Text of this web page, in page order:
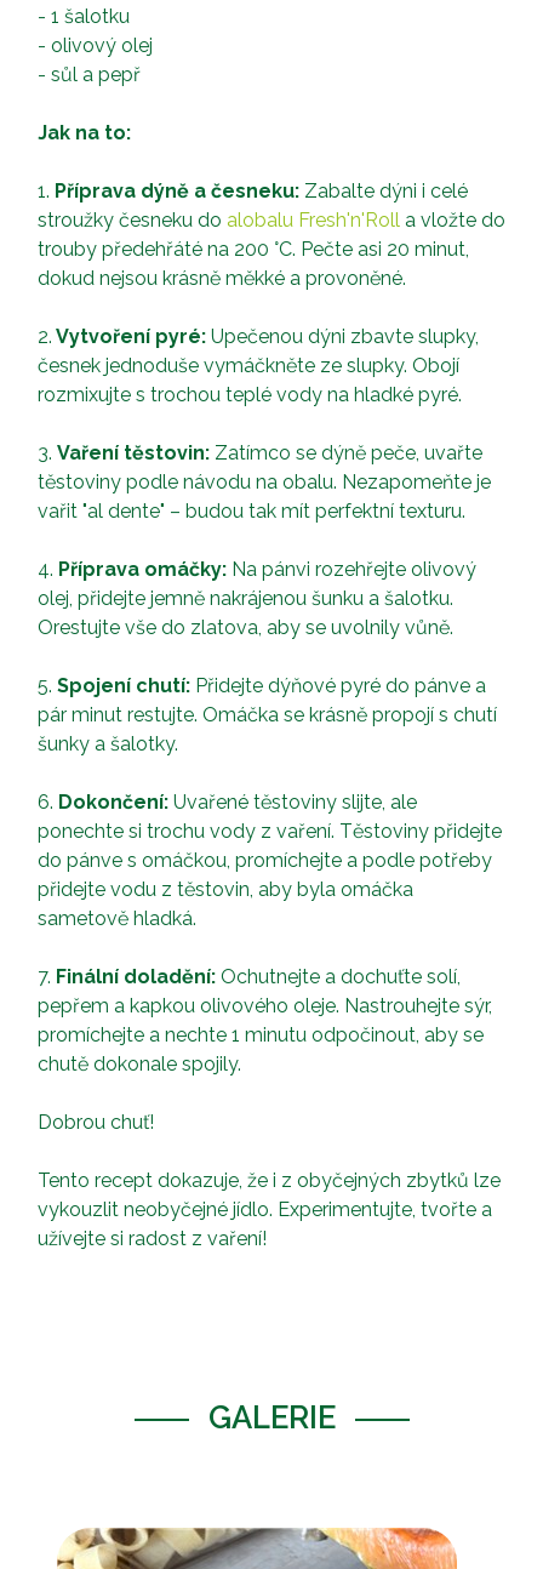
- 1 šalotku
- olivový olej
- sůl a pepř
Jak na to:
1. Příprava dýně a česneku: Zabalte dýni i celé
stroužky česneku do alobalu Fresh'n'Roll a vložte do
trouby předehřáté na 200 °C. Pečte asi 20 minut,
dokud nejsou krásně měkké a provoněné.
2. Vytvoření pyré: Upečenou dýni zbavte slupky,
česnek jednoduše vymáčkněte ze slupky. Obojí
rozmixujte s trochou teplé vody na hladké pyré.
3. Vaření těstovin: Zatímco se dýně peče, uvařte
těstoviny podle návodu na obalu. Nezapomeňte je
vařit "al dente" – budou tak mít perfektní texturu.
4. Příprava omáčky: Na pánvi rozehřejte olivový
olej, přidejte jemně nakrájenou šunku a šalotku.
Orestujte vše do zlatova, aby se uvolnily vůně.
5. Spojení chutí: Přidejte dýňové pyré do pánve a
pár minut restujte. Omáčka se krásně propojí s chutí
šunky a šalotky.
6. Dokončení: Uvařené těstoviny slijte, ale
ponechte si trochu vody z vaření. Těstoviny přidejte
do pánve s omáčkou, promíchejte a podle potřeby
přidejte vodu z těstovin, aby byla omáčka
sametově hladká.
7. Finální doladění: Ochutnejte a dochuťte solí,
pepřem a kapkou olivového oleje. Nastrouhejte sýr,
promíchejte a nechte 1 minutu odpočinout, aby se
chutě dokonale spojily.
Dobrou chuť!
Tento recept dokazuje, že i z obyčejných zbytků lze
vykouzlit neobyčejné jídlo. Experimentujte, tvořte a
užívejte si radost z vaření!
GALERIE